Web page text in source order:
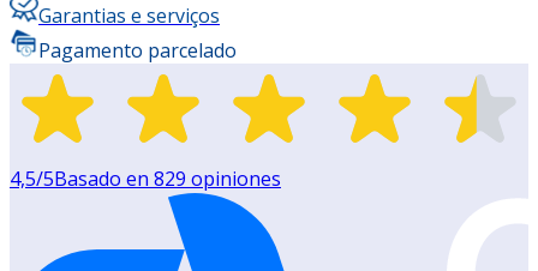
Garantias e serviços
Pagamento parcelado
4,5/5Basado en 829 opiniones